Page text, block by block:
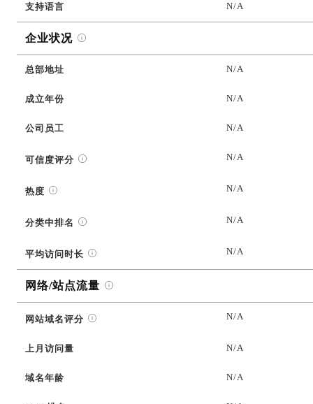
支持语言 N/A
企业状况
总部地址 N/A
成立年份 N/A
公司员工 N/A
可信度评分 N/A
热度 N/A
分类中排名 N/A
平均访问时长 N/A
网络/站点流量
网站域名评分 N/A
上月访问量 N/A
域名年龄 N/A